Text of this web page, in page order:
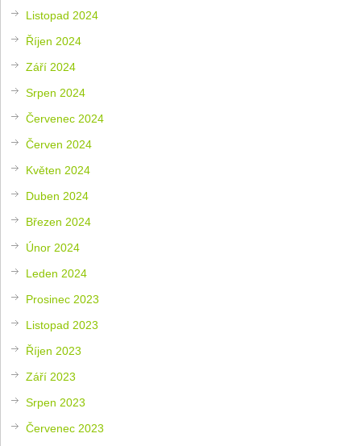
Listopad 2024
Říjen 2024
Září 2024
Srpen 2024
Červenec 2024
Červen 2024
Květen 2024
Duben 2024
Březen 2024
Únor 2024
Leden 2024
Prosinec 2023
Listopad 2023
Říjen 2023
Září 2023
Srpen 2023
Červenec 2023